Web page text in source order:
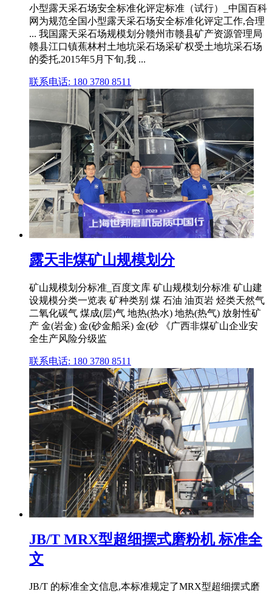
小型露天采石场安全标准化评定标准（试行）_中国百科
网为规范全国小型露天采石场安全标准化评定工作,合理
... 我国露天采石场规模划分赣州市赣县矿产资源管理局
赣县江口镇蕉林村土地坑采石场采矿权受土地坑采石场
的委托,2015年5月下旬,我 ...
联系电话: 180 3780 8511
露天非煤矿山规模划分
矿山规模划分标准_百度文库 矿山规模划分标准 矿山建
设规模分类一览表 矿种类别 煤 石油 油页岩 烃类天然气
二氧化碳气 煤成(层)气 地热(热水) 地热(热气) 放射性矿
产 金(岩金) 金(砂金船采) 金(砂 《广西非煤矿山企业安
全生产风险分级监
联系电话: 180 3780 8511
JB/T MRX型超细摆式磨粉机 标准全
文
JB/T 的标准全文信息,本标准规定了MRX型超细摆式磨